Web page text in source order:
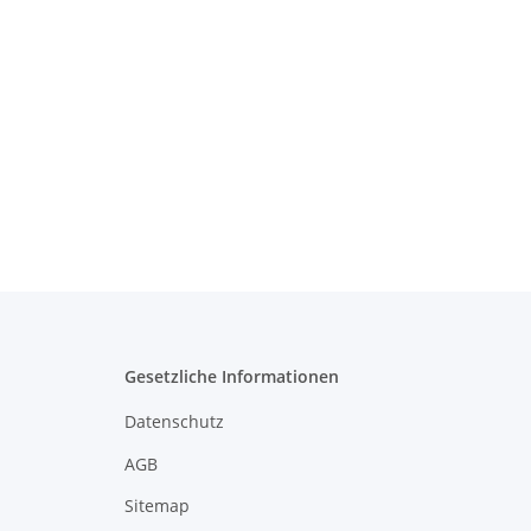
Gesetzliche Informationen
Datenschutz
AGB
Sitemap